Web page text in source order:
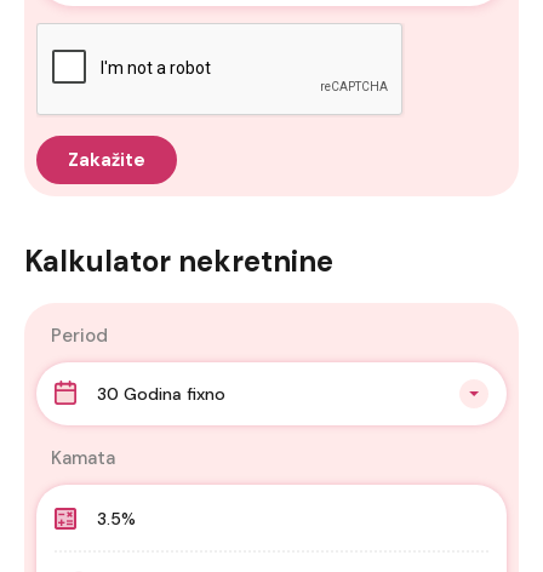
Kalkulator nekretnine
Period
30 Godina fixno
Kamata